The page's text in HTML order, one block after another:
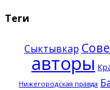
Теги
Сыктывкар
авторы
Нижегородская правда